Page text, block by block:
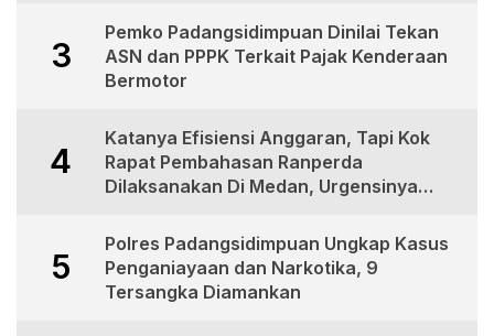
3
Pemko Padangsidimpuan Dinilai Tekan
ASN dan PPPK Terkait Pajak Kenderaan
Bermotor
4
Katanya Efisiensi Anggaran, Tapi Kok
Rapat Pembahasan Ranperda
Dilaksanakan Di Medan, Urgensinya
5
Polres Padangsidimpuan Ungkap Kasus
Penganiayaan dan Narkotika, 9
Tersangka Diamankan